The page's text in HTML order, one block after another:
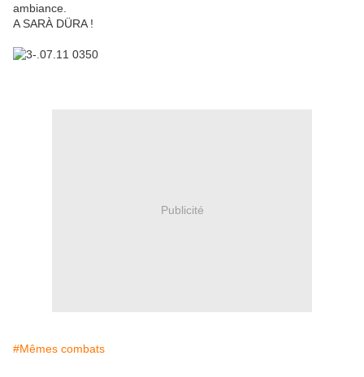
ambiance.
A SARÀ DÜRA !
Publicité
#Mêmes combats